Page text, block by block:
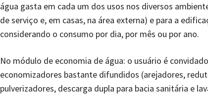
água gasta em cada um dos usos nos diversos
de serviço e, em casas, na área externa) e para a
considerando o consumo por dia, por mês ou por ano.
No módulo de economia de água: o usuário é
economizadores bastante difundidos (arejadores,
pulverizadores, descarga dupla para bacia sanitária e